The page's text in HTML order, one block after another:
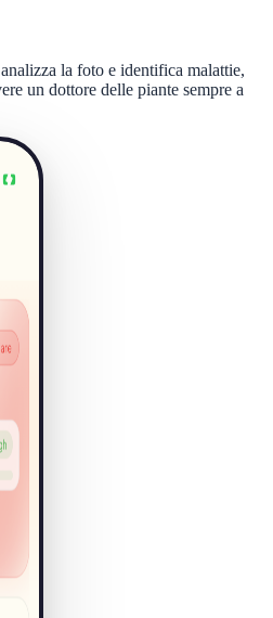
la foto e identifica malattie,
un dottore delle piante sempre a